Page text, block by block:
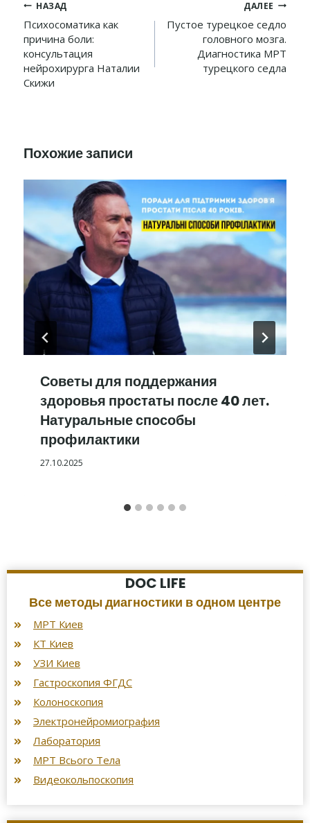
Навигация
по
записям
НАЗАД
Психосоматика как
причина боли:
консультация
нейрохирурга Наталии
Скижи
ДАЛЕЕ
Пустое турецкое седло
головного мозга.
Диагностика МРТ
турецкого седла
Похожие записи
Советы для поддержания
здоровья простаты после 40 лет.
Натуральные способы
профилактики
27.10.2025
DOC LIFE
Все методы диагностики в одном центре
МРТ Киев
КТ Киев
УЗИ Киев
Гастроскопия ФГДС
Колоноскопия
Электронейромиография
Лаборатория
МРТ Всього Тела
Видеокольпоскопия